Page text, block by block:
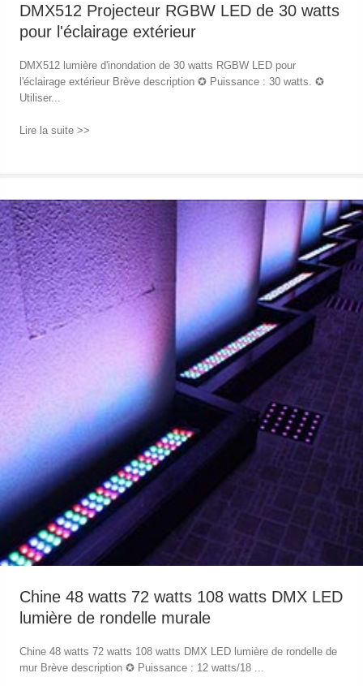
DMX512 Projecteur RGBW LED de 30 watts
pour l'éclairage extérieur
DMX512 lumière d'inondation de 30 watts RGBW LED pour
l'éclairage extérieur Brève description ✪ Puissance : 30 watts. ✪
Utiliser...
Lire la suite >>
Chine 48 watts 72 watts 108 watts DMX LED
lumière de rondelle murale
Chine 48 watts 72 watts 108 watts DMX LED lumière de rondelle de
mur Brève description ✪ Puissance : 12 watts/18 ...